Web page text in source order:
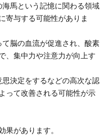
馬という記憶に関わる領域
寄与する可能性がありま
脳の血流が促進され、酸素
、集中力や注意力が向上す
決定をするなどの高次な認
って改善される可能性が示
果があります。